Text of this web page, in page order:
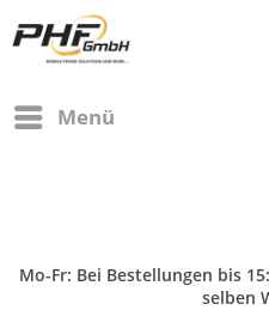
Menü
Mo-Fr: Bei Bestellungen bis
selben